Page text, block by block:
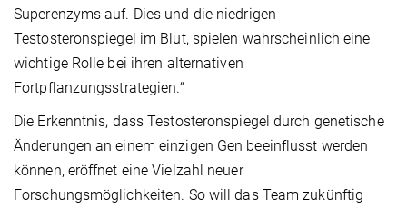
Superenzyms auf. Dies und die niedrigen
Testosteronspiegel im Blut, spielen wahrscheinlich eine
wichtige Rolle bei ihren alternativen
Fortpflanzungsstrategien.“
Die Erkenntnis, dass Testosteronspiegel durch genetische
Änderungen an einem einzigen Gen beeinflusst werden
können, eröffnet eine Vielzahl neuer
Forschungsmöglichkeiten. So will das Team zukünftig